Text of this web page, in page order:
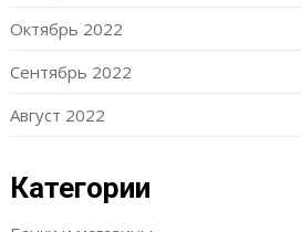
Октябрь 2022
Сентябрь 2022
Август 2022
Категории